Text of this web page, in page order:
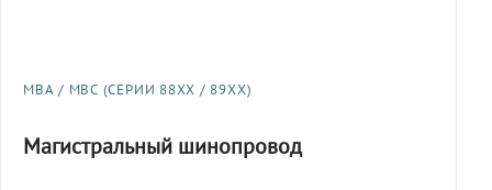
МВА / МВС (СЕРИИ 88XX / 89XX)
Магистральный шинопровод